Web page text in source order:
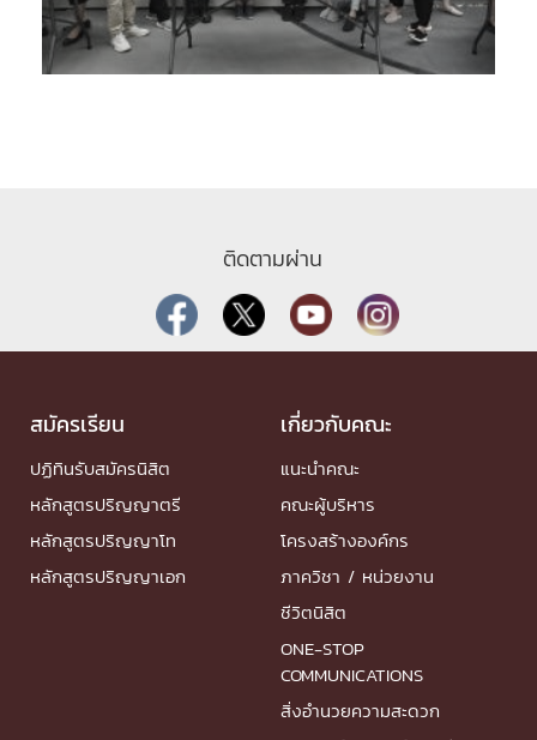
ติดตามผ่าน
สมัครเรียน
ปฏิทินรับสมัครนิสิต
หลักสูตรปริญญาตรี
หลักสูตรปริญญาโท
หลักสูตรปริญญาเอก
เกี่ยวกับคณะ
แนะนำคณะ
คณะผู้บริหาร
โครงสร้างองค์กร
ภาควิชา / หน่วยงาน
ชีวิตนิสิต
ONE-STOP
COMMUNICATIONS
สิ่งอำนวยความสะดวก